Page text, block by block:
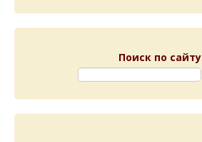
Поиск по сайту